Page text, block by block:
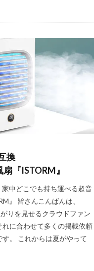
換
『ISTORM』
中どこでも持ち運べる超音
』 皆さんこんばんは、
りを見せるクラウドファン
に合わせて多くの掲載依頼
。 これからは夏がやって